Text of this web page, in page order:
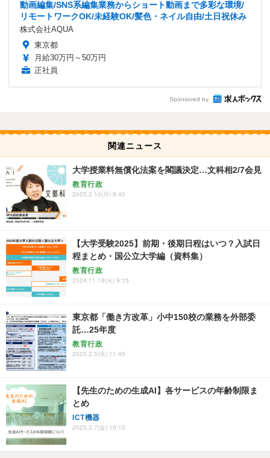
動画編集/SNS系編集業務からショート動画まで多彩な環境/
リモートワークOK/未経験OK/髪色・ネイル自由/土日祝休み
株式会社AQUA
東京都
月給30万円～50万円
正社員
Sponsored by
関連ニュース
大学授業料無償化法案を閣議決定…文科相2/7会見
教育行政
2025.2.10(月) 9:45
【大学受験2025】前期・後期日程はいつ？入試日
程まとめ・国公立大学編（資料集）
教育行政
2024.11.19(火) 9:15
東京都「働き方改革」小中150校の業務を外部委
託…25年度
教育行政
2025.2.5(水) 11:45
【先生のための生成AI】各サービスの年齢制限ま
とめ
ICT機器
2025.2.7(金) 10:15